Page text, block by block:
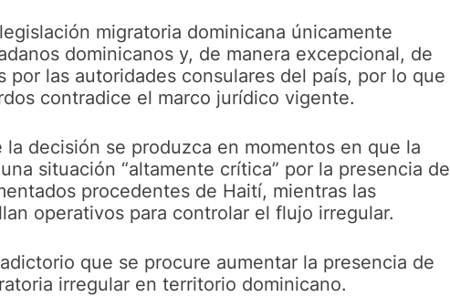
migratoria dominicana únicamente
dominicanos y, de manera excepcional, de
por las autoridades consulares del país, por lo que
contradice el marco jurídico vigente.
decisión se produzca en momentos en que la
situación “altamente crítica” por la presencia de
procedentes de Haití, mientras las
operativos para controlar el flujo irregular.
que se procure aumentar la presencia de
irregular en territorio dominicano.